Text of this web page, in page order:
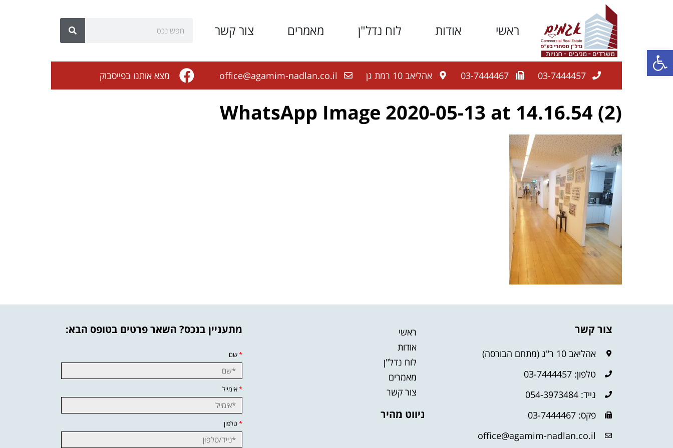
ראשי אודות לוח נדל"ן מאמרים צור קשר
03-7444457
03-7444467 אהליאב 10 רמת גן office@agamim-nadlan.co.il מצא אותנו בפייסבוק
WhatsApp Image 2020-05-13 at 14.16.54 (2)
צור קשר
אהליאב 10 ר"ג (מתחם הבורסה)
טלפון: 03-7444457
נייד: 054-3973484
פקס: 03-7444467
office@agamim-nadlan.co.il
ראשי
אודות
לוח נדל"ן
מאמרים
צור קשר
ניווט מהיר
מתעניין בנכס? השאר פרטים בטופס הבא:
*שם
*אימייל
*טלפון
פתח סרגל נגישות